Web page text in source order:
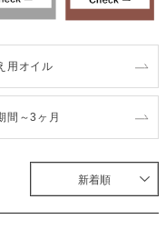
用オイル
間～3ヶ月
新着順